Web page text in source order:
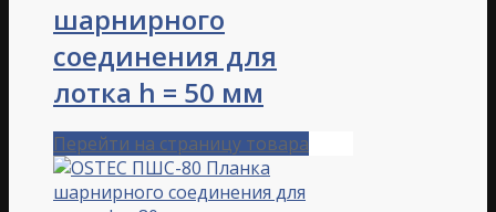
шарнирного
соединения для
лотка h = 50 мм
Перейти на страницу товара